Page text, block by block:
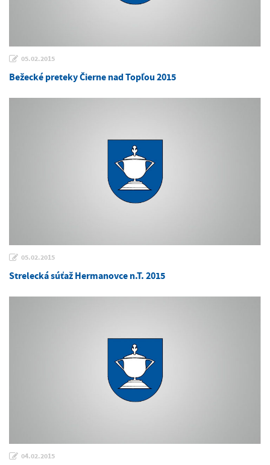
05.02.2015
Bežecké preteky Čierne nad Topľou 2015
05.02.2015
Strelecká súťaž Hermanovce n.T. 2015
04.02.2015